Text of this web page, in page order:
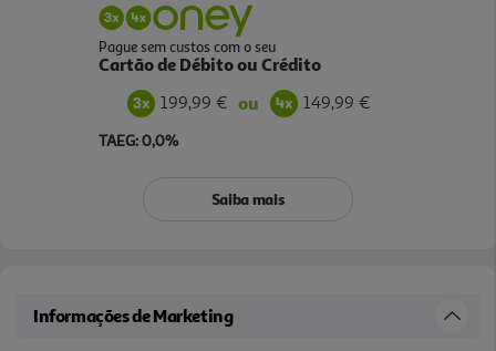
Pague sem custos com o seu
Cartão de Débito ou Crédito
199,99 € ou 149,99 €
TAEG: 0,0%
Saiba mais
Informações de Marketing